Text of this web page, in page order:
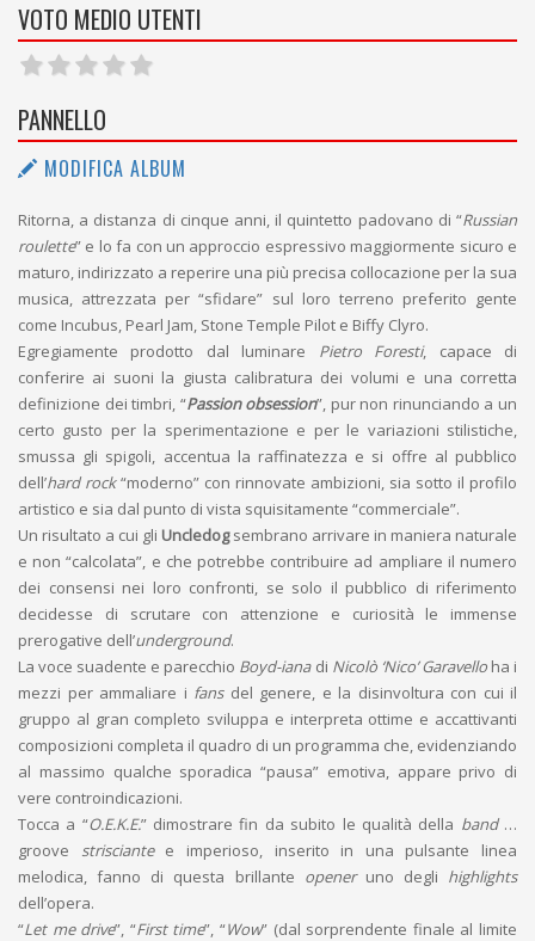
VOTO MEDIO UTENTI
PANNELLO
MODIFICA ALBUM
Ritorna, a distanza di cinque anni, il quintetto padovano di “Russian
roulette” e lo fa con un approccio espressivo maggiormente sicuro e
maturo, indirizzato a reperire una più precisa collocazione per la sua
musica, attrezzata per “sfidare” sul loro terreno preferito gente
come Incubus, Pearl Jam, Stone Temple Pilot e Biffy Clyro.
Egregiamente prodotto dal luminare Pietro Foresti, capace di
conferire ai suoni la giusta calibratura dei volumi e una corretta
definizione dei timbri, “Passion obsession”, pur non rinunciando a un
certo gusto per la sperimentazione e per le variazioni stilistiche,
smussa gli spigoli, accentua la raffinatezza e si offre al pubblico
dell’hard rock“moderno” con rinnovate ambizioni, sia sotto il profilo
artistico e sia dal punto di vista squisitamente “commerciale”.
Un risultato a cui gli Uncledogsembrano arrivare in maniera naturale
e non “calcolata”, e che potrebbe contribuire ad ampliare il numero
dei consensi nei loro confronti, se solo il pubblico di riferimento
decidesse di scrutare con attenzione e curiosità le immense
prerogative dell’underground.
La voce suadente e parecchio Boyd-ianadi Nicolò ‘Nico’ Garavelloha i
mezzi per ammaliare i fansdel genere, e la disinvoltura con cui il
gruppo al gran completo sviluppa e interpreta ottime e accattivanti
composizioni completa il quadro di un programma che, evidenziando
al massimo qualche sporadica “pausa” emotiva, appare privo di
vere controindicazioni.
Tocca a “O.E.K.E.” dimostrare fin da subito le qualità della band…
groove strisciantee imperioso, inserito in una pulsante linea
melodica, fanno di questa brillante openeruno degli highlights
dell’opera.
“Let me drive”, “First time”, “Wow” (dal sorprendente finale al limite